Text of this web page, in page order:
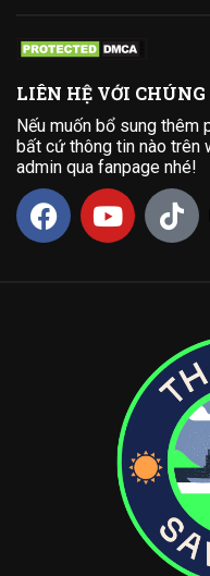
LIÊN HỆ VỚI CHÚNG
Nếu muốn bổ sung thêm
bất cứ thông tin nào trên
admin qua fanpage nhé!